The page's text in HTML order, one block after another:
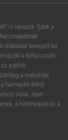
arrow_forward_ios
is nevezik. Ezek a
oldalakat keresett fel
a felhasználó
adatok
a weboldal
harmadik féltől
sütik; ilyen
a hőtérképek és a
AltGr